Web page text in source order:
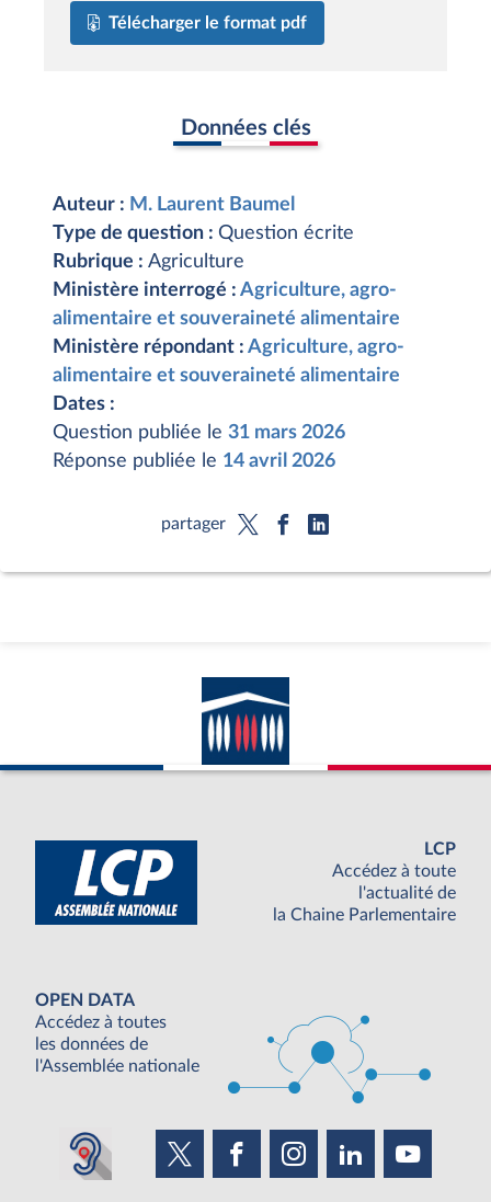
Télécharger le format pdf
Données clés
Auteur : M. Laurent Baumel
Type de question : Question écrite
Rubrique : Agriculture
Ministère interrogé : Agriculture, agro-
alimentaire et souveraineté alimentaire
Ministère répondant : Agriculture, agro-
alimentaire et souveraineté alimentaire
Dates :
Question publiée le 31 mars 2026
Réponse publiée le 14 avril 2026
partager
LCP
Accédez à toute
l'actualité de
la Chaine Parlementaire
OPEN DATA
Accédez à toutes
les données de
l'Assemblée nationale